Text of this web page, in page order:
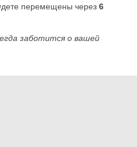
перемещены через 6
заботится о вашей